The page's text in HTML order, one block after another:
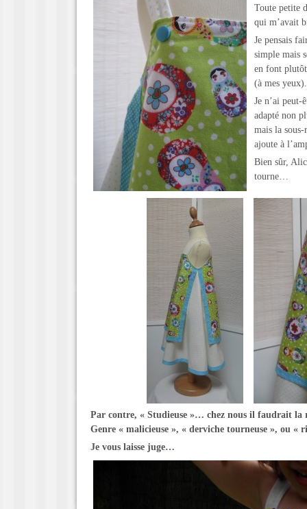
Toute petite
qui m’avait
Je pensais
simple mais
en font
(à mes yeux).
Je n’ai peut-
adapté non
mais la
ajoute à
Bien sûr,
tourne…
Par contre, « Studieuse »… chez nous il faudrait la
Genre « malicieuse », « derviche tourneuse », ou «
Je vous laisse juge…